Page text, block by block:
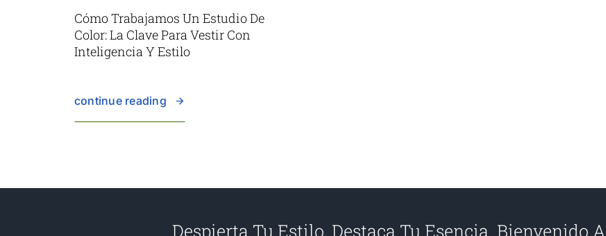
Cómo Trabajamos Un Estudio De
Color: La Clave Para Vestir Con
Inteligencia Y Estilo
continue reading
Despierta Tu Estilo, Destaca Tu Esencia. Bienvenido A